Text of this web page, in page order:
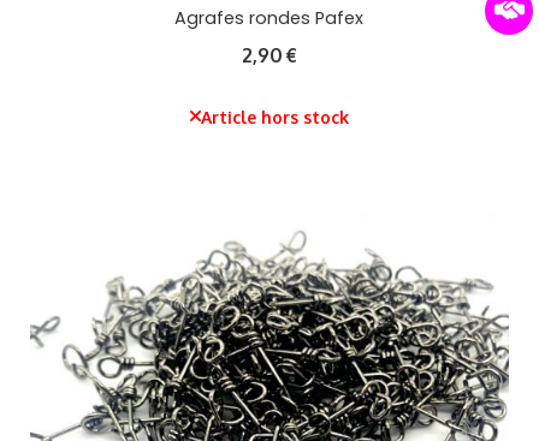
Agrafes rondes Pafex
2,90 €
Article hors stock